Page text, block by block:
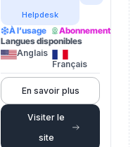
Helpdesk
À l’usage
Abonnement
Langues disponibles
Anglais
Français
En savoir plus
Visiter le
site